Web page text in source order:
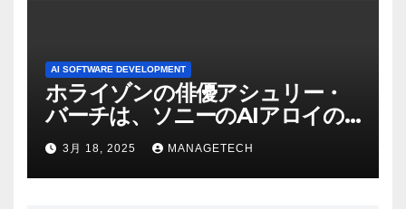
AI SOFTWARE DEVELOPMENT
ホライゾンの俳優アシュリー・
バーチは、ソニーのAIアロイの
ビデオを見て「ゲームパフォー
マンスという芸術形式に不安を
感じた」と語る – IGN
3月 18, 2025 MANAGETECH